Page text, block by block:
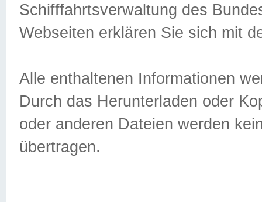
Schifffahrtsverwaltung des
Webseiten erklären Sie sich mit
Alle enthaltenen Informationen
Durch das Herunterladen oder
oder anderen Dateien werden
übertragen.